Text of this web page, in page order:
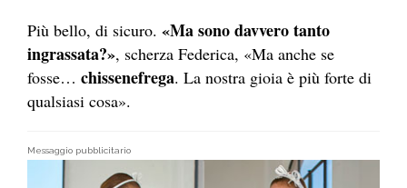
Più bello, di sicuro. «Ma sono davvero tanto
ingrassata?», scherza Federica, «Ma anche se
fosse… chissenefrega. La nostra gioia è più forte di
qualsiasi cosa».
Messaggio pubblicitario